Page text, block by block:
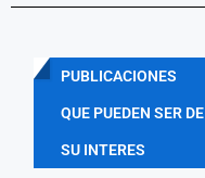
PUBLICACIONES
QUE PUEDEN SER DE
SU INTERES